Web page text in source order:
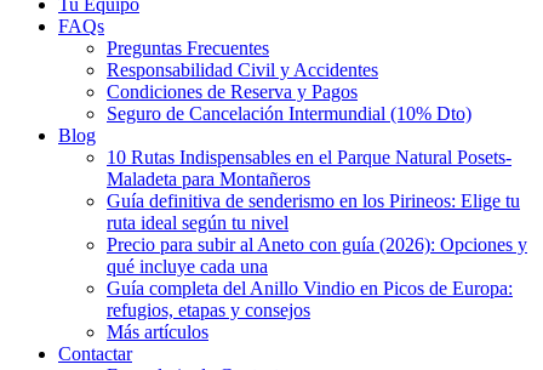
FAQs
Preguntas Frecuentes
Responsabilidad Civil y Accidentes
Condiciones de Reserva y Pagos
Seguro de Cancelación Intermundial (10% Dto)
Blog
10 Rutas Indispensables en el Parque Natural Posets-
Maladeta para Montañeros
Guía definitiva de senderismo en los Pirineos: Elige tu
ruta ideal según tu nivel
Precio para subir al Aneto con guía (2026): Opciones y
qué incluye cada una
Guía completa del Anillo Vindio en Picos de Europa:
refugios, etapas y consejos
Más artículos
Contactar